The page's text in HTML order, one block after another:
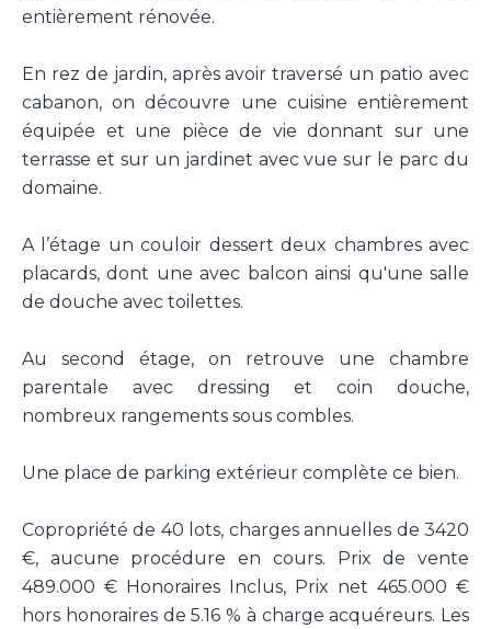
entièrement rénovée.
En rez de jardin, après avoir traversé un patio avec
cabanon, on découvre une cuisine entièrement
équipée et une pièce de vie donnant sur une
terrasse et sur un jardinet avec vue sur le parc du
domaine.
A l’étage un couloir dessert deux chambres avec
placards, dont une avec balcon ainsi qu'une salle
de douche avec toilettes.
Au second étage, on retrouve une chambre
parentale avec dressing et coin douche,
nombreux rangements sous combles.
Une place de parking extérieur complète ce bien.
Copropriété de 40 lots, charges annuelles de 3420
€, aucune procédure en cours. Prix de vente
489.000 € Honoraires Inclus, Prix net 465.000 €
hors honoraires de 5.16 % à charge acquéreurs. Les